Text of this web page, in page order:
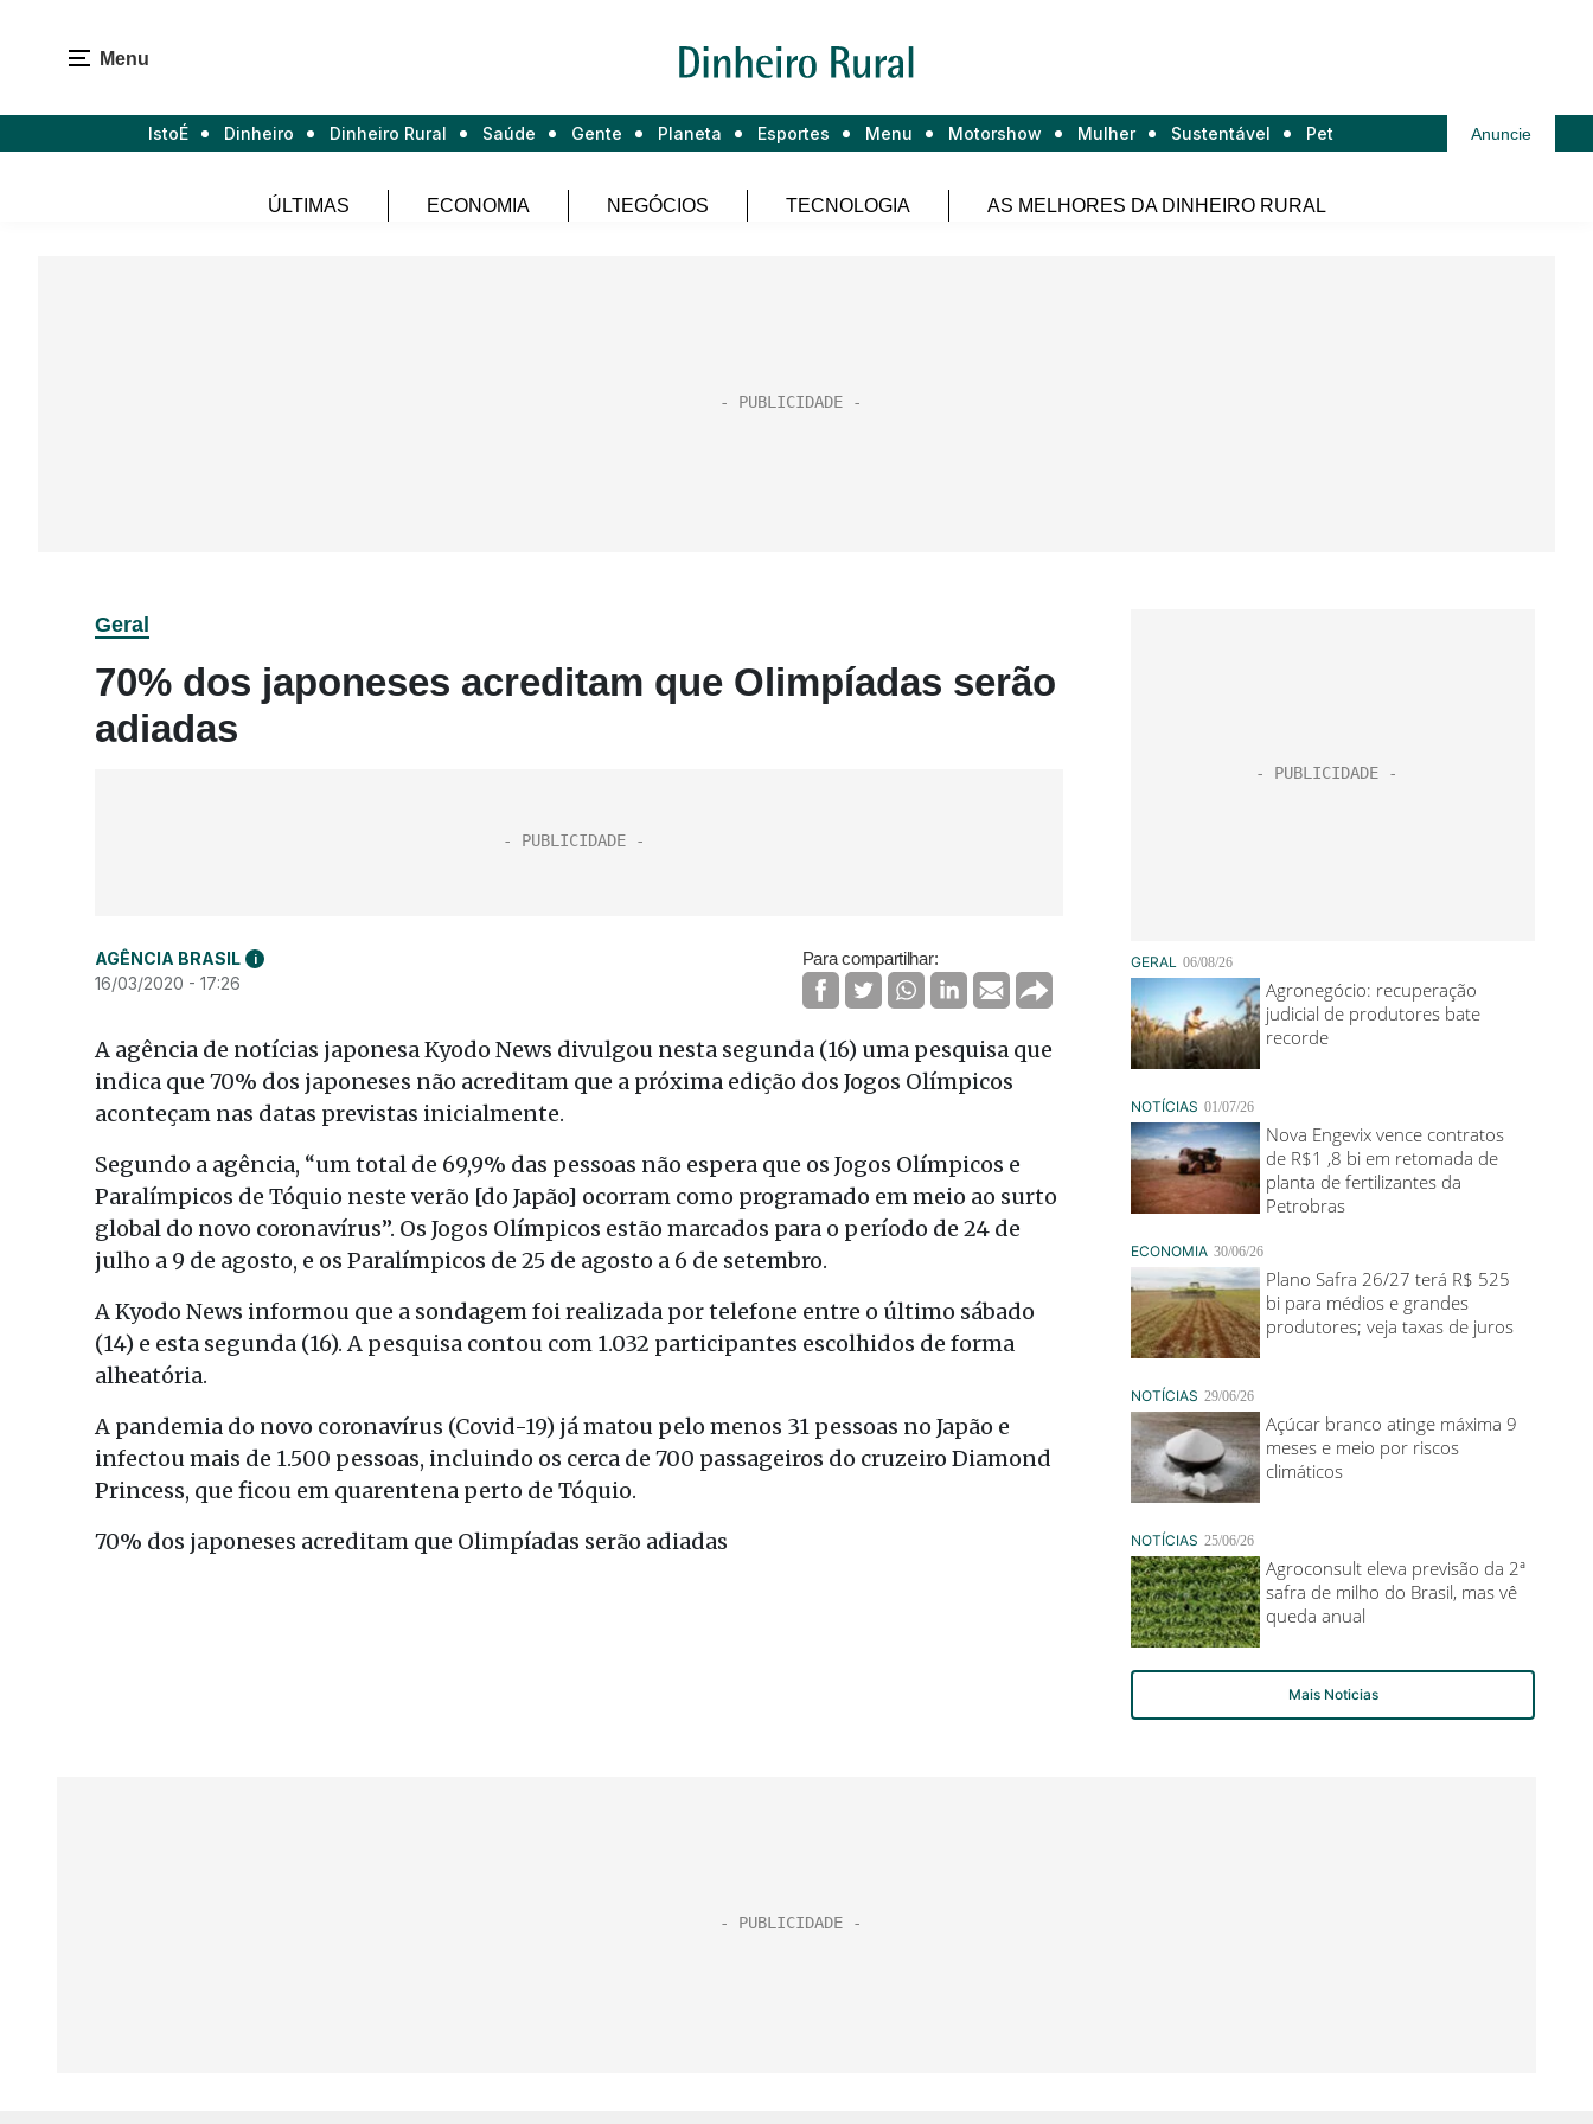
Menu
IstoÉ Dinheiro Dinheiro Rural Saúde Gente Planeta Esportes Menu Motorshow Mulher Sustentável Pet Anuncie
ÚLTIMAS ECONOMIA NEGÓCIOS TECNOLOGIA AS MELHORES DA DINHEIRO RURAL
Geral
70% dos japoneses acreditam que Olimpíadas serão
adiadas
AGÊNCIA BRASIL i
16/03/2020 - 17:26
Para compartilhar:
A agência de notícias japonesa Kyodo News divulgou nesta segunda (16) uma pesquisa que
indica que 70% dos japoneses não acreditam que a próxima edição dos Jogos Olímpicos
aconteçam nas datas previstas inicialmente.
Segundo a agência, “um total de 69,9% das pessoas não espera que os Jogos Olímpicos e
Paralímpicos de Tóquio neste verão [do Japão] ocorram como programado em meio ao surto
global do novo coronavírus”. Os Jogos Olímpicos estão marcados para o período de 24 de
julho a 9 de agosto, e os Paralímpicos de 25 de agosto a 6 de setembro.
A Kyodo News informou que a sondagem foi realizada por telefone entre o último sábado
(14) e esta segunda (16). A pesquisa contou com 1.032 participantes escolhidos de forma
alheatória.
A pandemia do novo coronavírus (Covid-19) já matou pelo menos 31 pessoas no Japão e
infectou mais de 1.500 pessoas, incluindo os cerca de 700 passageiros do cruzeiro Diamond
Princess, que ficou em quarentena perto de Tóquio.
70% dos japoneses acreditam que Olimpíadas serão adiadas